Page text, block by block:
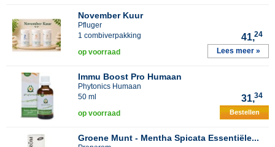
November Kuur
Pfluger
1 combiverpakking
41,24
op voorraad Lees meer »
Immu Boost Pro Humaan
Phytonics Humaan
50 ml
31,34
op voorraad Bestellen
Groene Munt - Mentha Spicata Essentiële...